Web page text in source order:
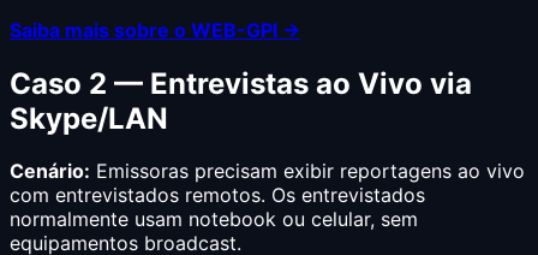
Saiba mais sobre o WEB-GPI →
Caso 2 — Entrevistas ao Vivo via
Skype/LAN
Cenário: Emissoras precisam exibir reportagens ao vivo
com entrevistados remotos. Os entrevistados
normalmente usam notebook ou celular, sem
equipamentos broadcast.